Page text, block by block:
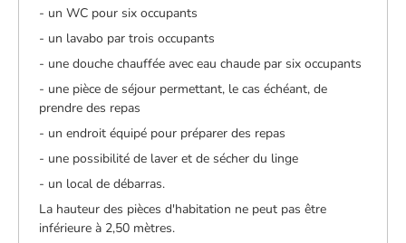
- un WC pour six occupants
- un lavabo par trois occupants
- une douche chauffée avec eau chaude par six occupants
- une pièce de séjour permettant, le cas échéant, de
prendre des repas
- un endroit équipé pour préparer des repas
- une possibilité de laver et de sécher du linge
- un local de débarras.
La hauteur des pièces d'habitation ne peut pas être
inférieure à 2,50 mètres.